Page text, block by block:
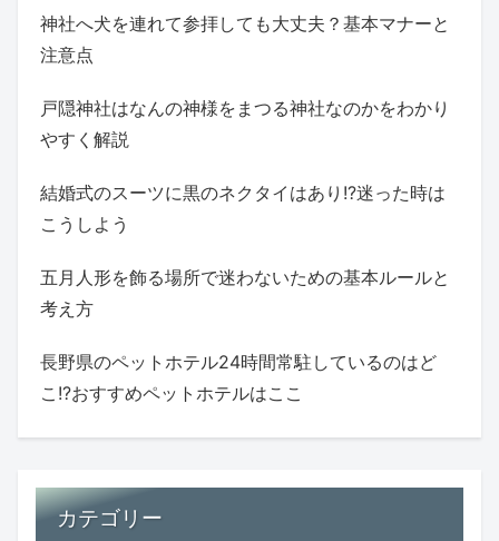
神社へ犬を連れて参拝しても大丈夫？基本マナーと
注意点
戸隠神社はなんの神様をまつる神社なのかをわかり
やすく解説
結婚式のスーツに黒のネクタイはあり!?迷った時は
こうしよう
五月人形を飾る場所で迷わないための基本ルールと
考え方
長野県のペットホテル24時間常駐しているのはど
こ!?おすすめペットホテルはここ
カテゴリー